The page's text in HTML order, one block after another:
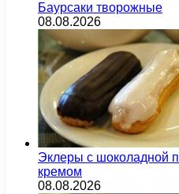
Баурсаки творожные
08.08.2026
Эклеры с шоколадной
кремом
08.08.2026